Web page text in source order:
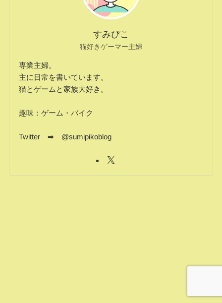
すみぴこ
猫好きゲーマー主婦
専業主婦。
主に日常を書いています。
猫とゲームと家族大好き。
趣味：ゲーム・バイク
Twitter ➡ @sumipikoblog